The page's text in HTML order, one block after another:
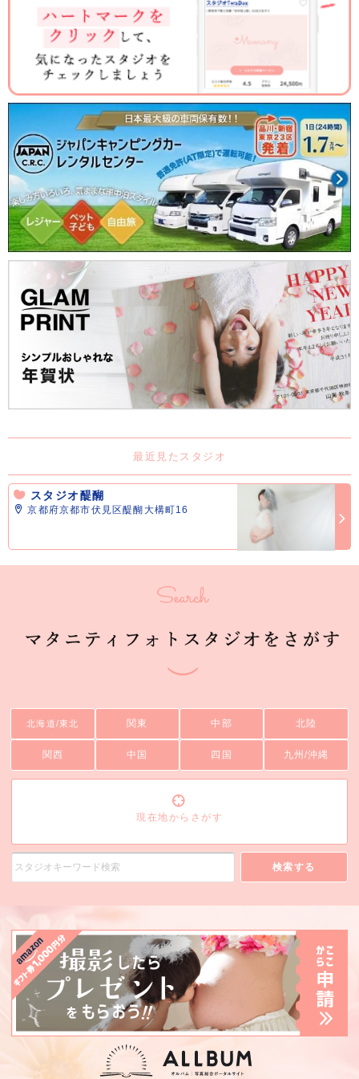
最近見たスタジオ
スタジオ醍醐
京都府京都市伏見区醍醐大構町16
北海道/東北 関東 中部 北陸
関西 中国 四国 九州/沖縄
現在地からさがす
検索する